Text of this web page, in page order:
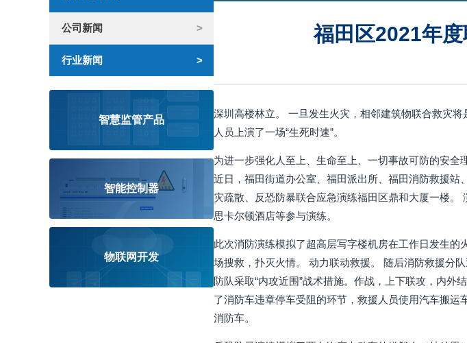
公司新闻
行业新闻
智慧监管产品
智能控制器
物联网开发
福田区2021年
深圳高楼林立。 一旦发生火灾，相邻建筑物联合救灾
人员上演了一场“生死时速”。
为进一步强化人至上、生命至上、一切事故可防的安全
近日，福田街道办公室、福田派出所、福田消防救援
灾疏散、反恐防暴联合应急演练福田区鼎和大厦一楼
思卡尔顿酒店等参与演练。
此次消防演练模拟了超高层写字楼机房在工作日发生
场搜救，扑灭火情。 动力联动救援。 随后消防救援分
防队采取“内攻近围”战术措施。作战，上下联攻，内外
了消防车违章停车受阻的环节，救援人员使用汽车搬
消防车。